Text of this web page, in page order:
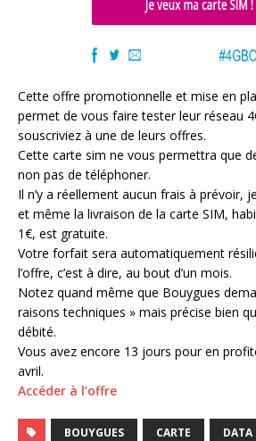
Cette offre promotionnelle et mise en
permet de vous faire tester leur réseau
souscriviez à une de leurs offres.
Cette carte sim ne vous permettra que
non pas de téléphoner.
Il n’y a réellement aucun frais à prévoir,
et même la livraison de la carte SIM,
1€, est gratuite.
Votre forfait sera automatiquement
l’offre, c’est à dire, au bout d’un mois.
Notez quand même que Bouygues
raisons techniques » mais précise bien
débité.
Vous avez encore 13 jours pour en
avril.
Accéder à l’offre
BOUYGUES CARTE DATA